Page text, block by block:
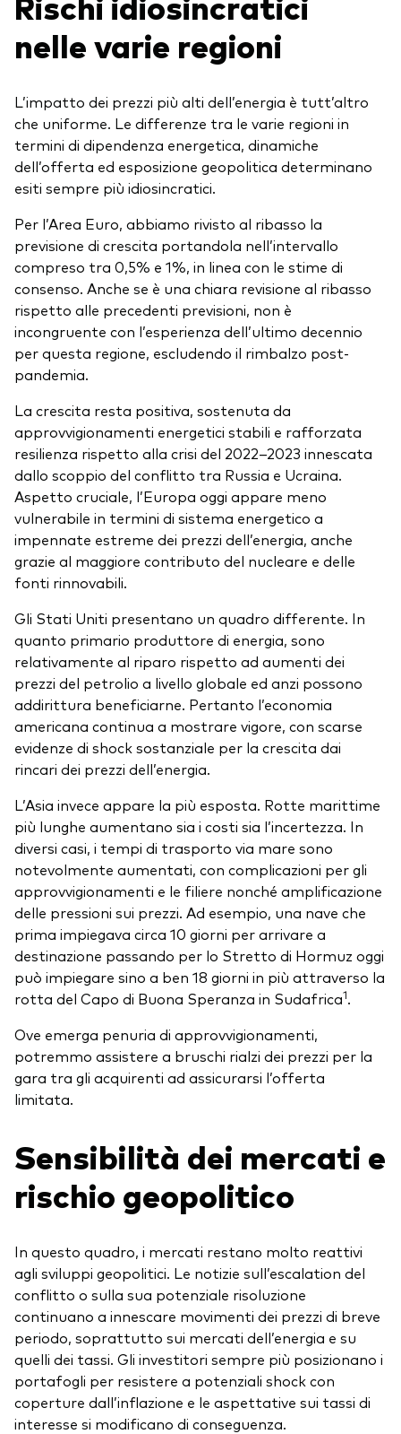
nelle varie regioni
L’impatto dei prezzi più alti dell’energia è tutt’altro
che uniforme. Le differenze tra le varie regioni in
termini di dipendenza energetica, dinamiche
dell’offerta ed esposizione geopolitica determinano
esiti sempre più idiosincratici.
Per l’Area Euro, abbiamo rivisto al ribasso la
previsione di crescita portandola nell’intervallo
compreso tra 0,5% e 1%, in linea con le stime di
consenso. Anche se è una chiara revisione al ribasso
rispetto alle precedenti previsioni, non è
incongruente con l’esperienza dell’ultimo decennio
per questa regione, escludendo il rimbalzo post-
pandemia.
La crescita resta positiva, sostenuta da
approvvigionamenti energetici stabili e rafforzata
resilienza rispetto alla crisi del 2022–2023 innescata
dallo scoppio del conflitto tra Russia e Ucraina.
Aspetto cruciale, l’Europa oggi appare meno
vulnerabile in termini di sistema energetico a
impennate estreme dei prezzi dell’energia, anche
grazie al maggiore contributo del nucleare e delle
fonti rinnovabili.
Gli Stati Uniti presentano un quadro differente. In
quanto primario produttore di energia, sono
relativamente al riparo rispetto ad aumenti dei
prezzi del petrolio a livello globale ed anzi possono
addirittura beneficiarne. Pertanto l’economia
americana continua a mostrare vigore, con scarse
evidenze di shock sostanziale per la crescita dai
rincari dei prezzi dell’energia.
L’Asia invece appare la più esposta. Rotte marittime
più lunghe aumentano sia i costi sia l’incertezza. In
diversi casi, i tempi di trasporto via mare sono
notevolmente aumentati, con complicazioni per gli
approvvigionamenti e le filiere nonché amplificazione
delle pressioni sui prezzi. Ad esempio, una nave che
prima impiegava circa 10 giorni per arrivare a
destinazione passando per lo Stretto di Hormuz oggi
può impiegare sino a ben 18 giorni in più attraverso la
rotta del Capo di Buona Speranza in Sudafrica1.
Ove emerga penuria di approvvigionamenti,
potremmo assistere a bruschi rialzi dei prezzi per la
gara tra gli acquirenti ad assicurarsi l’offerta
limitata.
Sensibilità dei mercati e
rischio geopolitico
In questo quadro, i mercati restano molto reattivi
agli sviluppi geopolitici. Le notizie sull’escalation del
conflitto o sulla sua potenziale risoluzione
continuano a innescare movimenti dei prezzi di breve
periodo, soprattutto sui mercati dell’energia e su
quelli dei tassi. Gli investitori sempre più posizionano i
portafogli per resistere a potenziali shock con
coperture dall’inflazione e le aspettative sui tassi di
interesse si modificano di conseguenza.